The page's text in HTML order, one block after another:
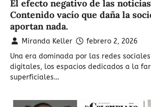
El efecto negativo de las
Contenido vacío que daña la
aportan nada.
Miranda Keller
febrero 2, 2026
Una era dominada por las redes
digitales, los espacios dedicados a la
superficiales…